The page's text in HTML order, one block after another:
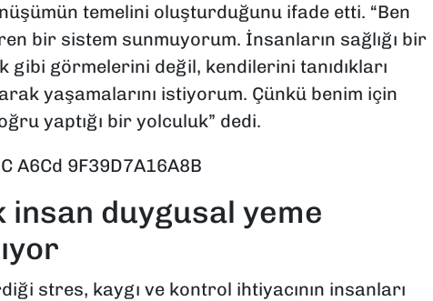
temelini oluşturduğunu ifade etti. “Ben
bir sistem sunmuyorum. İnsanların sağlığı bir
gibi görmelerini değil, kendilerini tanıdıkları
yaşamalarını istiyorum. Çünkü benim için
yaptığı bir yolculuk” dedi.
insan duygusal yeme
stres, kaygı ve kontrol ihtiyacının insanları